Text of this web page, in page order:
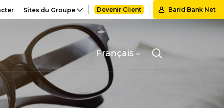
Sites du Groupe Devenir Client Barid Bank Net
Select
your
language